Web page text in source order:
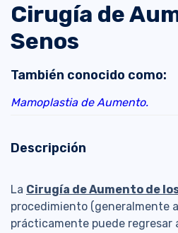
Cirugía de
Senos
También conocido como:
Mamoplastia de Aumento.
Descripción
La Cirugía de Aumento de
procedimiento (generalmente
prácticamente puede regresar